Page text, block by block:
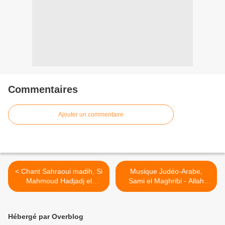
Commentaires
Ajouter un commentaire
< Chant Sahraoui madih, Si
Mahmoud Hadjadj el
Ouargli - سي محمود حجاج
Musique Judéo-Arabe,
Sami el Maghribi - Allah
watani wa soltani >
Hébergé par Overblog